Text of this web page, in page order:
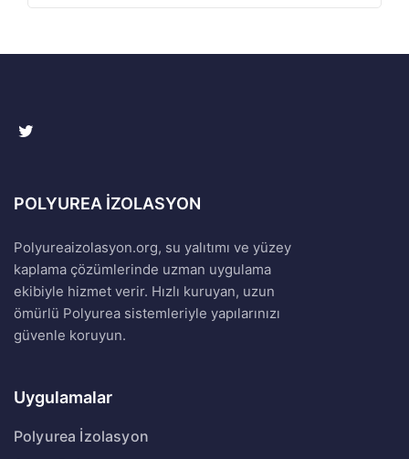
POLYUREA İZOLASYON
Polyureaizolasyon.org, su yalıtımı ve yüzey
kaplama çözümlerinde uzman uygulama
ekibiyle hizmet verir. Hızlı kuruyan, uzun
ömürlü Polyurea sistemleriyle yapılarınızı
güvenle koruyun.
Uygulamalar
Polyurea İzolasyon